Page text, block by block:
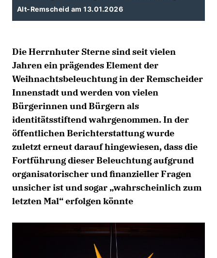
Alt-Remscheid am 13.01.2026
Die Herrnhuter Sterne sind seit vielen
Jahren ein prägendes Element der
Weihnachtsbeleuchtung in der Remscheider
Innenstadt und werden von vielen
Bürgerinnen und Bürgern als
identitätsstiftend wahrgenommen. In der
öffentlichen Berichterstattung wurde
zuletzt erneut darauf hingewiesen, dass die
Fortführung dieser Beleuchtung aufgrund
organisatorischer und finanzieller Fragen
unsicher ist und sogar „wahrscheinlich zum
letzten Mal“ erfolgen könnte